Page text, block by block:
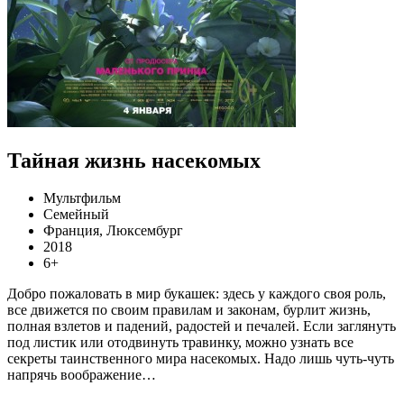
Тайная жизнь насекомых
Мультфильм
Семейный
Франция, Люксембург
2018
6+
Добро пожаловать в мир букашек: здесь у каждого своя роль,
все движется по своим правилам и законам, бурлит жизнь,
полная взлетов и падений, радостей и печалей. Если заглянуть
под листик или отодвинуть травинку, можно узнать все
секреты таинственного мира насекомых. Надо лишь чуть-чуть
напрячь воображение…